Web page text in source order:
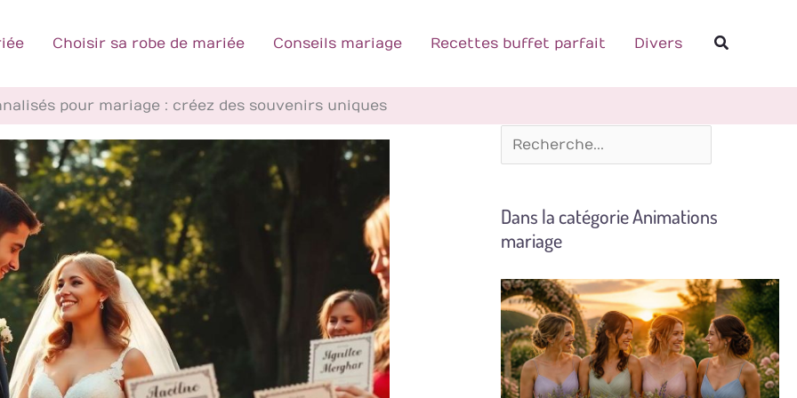
Choisir sa robe de mariée Conseils mariage Recettes buffet parfait Divers
pour mariage : créez des souvenirs uniques
e
e
h
e
Dans la catégorie Animations
mariage